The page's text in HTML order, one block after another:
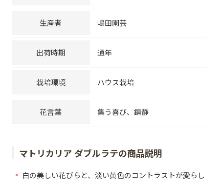
生産者 嶋田園芸
出荷時期 通年
栽培環境 ハウス栽培
花言葉 集う喜び、鎮静
マトリカリア ダブルラテの商品説明
白の美しい花びらと、淡い黄色のコントラストが愛らし